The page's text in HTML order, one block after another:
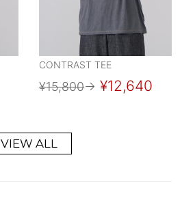
CONTRAST TEE
¥15,800→ ¥12,640
VIEW ALL